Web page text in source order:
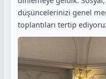
düşüncelerinizi genel
toplantıları tertip